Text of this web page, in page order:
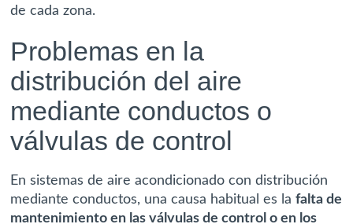
de cada zona.
Problemas en la
distribución del aire
mediante conductos o
válvulas de control
En sistemas de aire acondicionado con distribución
mediante conductos, una causa habitual es lafalta de
mantenimiento en las válvulas de control o en los